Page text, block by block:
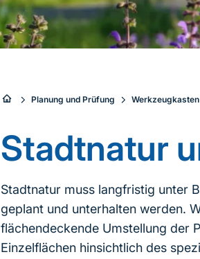
Sie
sind
hier:
Planung und Prüfung
Stadtnatur
Stadtnatur muss langfristig unter
geplant und unterhalten werden.
flächendeckende Umstellung der
Einzelflächen hinsichtlich des